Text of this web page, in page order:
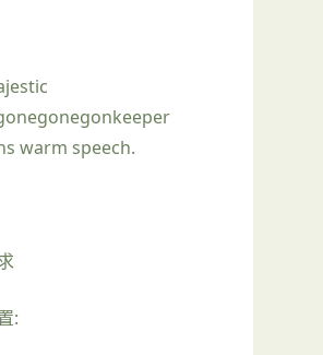
warm speech.
: